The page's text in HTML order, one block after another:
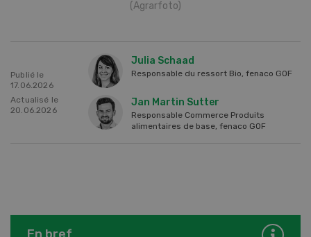
(Agrarfoto)
Publié le
17.06.2026
Actualisé le
20.06.2026
Julia Schaad
Responsable du ressort Bio, fenaco GOF
Jan Martin Sutter
Responsable Commerce Produits
alimentaires de base, fenaco GOF